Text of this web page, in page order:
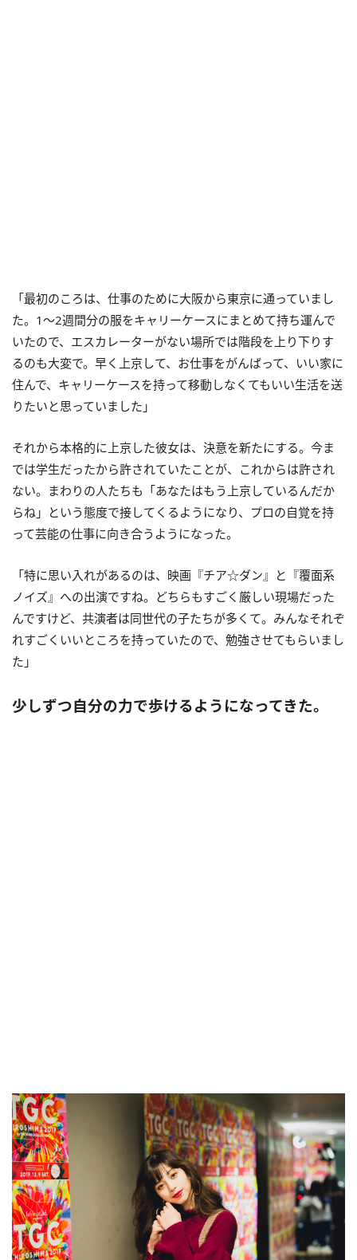
「最初のころは、仕事のために大阪から東京に通っていまし
た。1～2週間分の服をキャリーケースにまとめて持ち運んで
いたので、エスカレーターがない場所では階段を上り下りす
るのも大変で。早く上京して、お仕事をがんばって、いい家に
住んで、キャリーケースを持って移動しなくてもいい生活を送
りたいと思っていました」
それから本格的に上京した彼女は、決意を新たにする。今ま
では学生だったから許されていたことが、これからは許され
ない。まわりの人たちも「あなたはもう上京しているんだか
らね」という態度で接してくるようになり、プロの自覚を持
って芸能の仕事に向き合うようになった。
「特に思い入れがあるのは、映画『チア☆ダン』と『覆面系
ノイズ』への出演ですね。どちらもすごく厳しい現場だった
んですけど、共演者は同世代の子たちが多くて。みんなそれぞ
れすごくいいところを持っていたので、勉強させてもらいまし
た」
少しずつ自分の力で歩けるようになってきた。